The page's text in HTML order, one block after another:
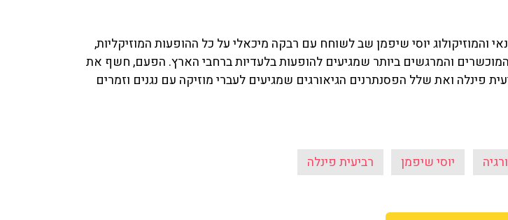
והמוזיקולוג יוסי שיפמן שב לשוחח עם רבקה מיכאלי על כל ההופעות המוזיקליות,
המוכשרים והמרגשים ביותר שמגיעים להופעות בלעדיות ברחבי הארץ. הפעם, חשף את
פינלה ואת שלל הפסנתרנים הגיאורגים שמגיעים לעברי מוזיקה עם נגנים וזמרים
יוסי שיפמן רביעית פינלה